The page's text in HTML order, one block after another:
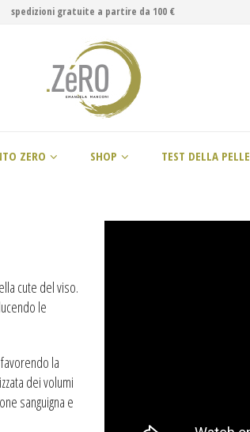
spedizioni gratuite a partire da 100 €
ZERO SHOP TEST DELLA PELLE
cute del viso.
le
la
dei volumi
sanguigna e